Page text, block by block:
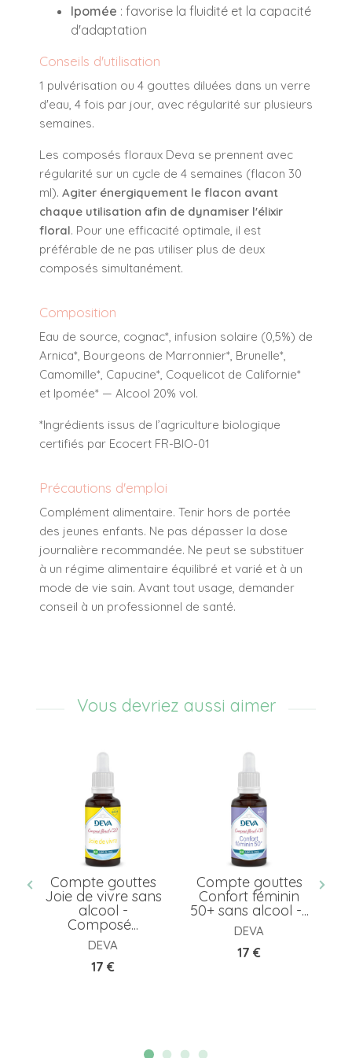
Ipomée : favorise la fluidité et la capacité
d'adaptation
Conseils d'utilisation
1 pulvérisation ou 4 gouttes diluées dans un verre
d'eau, 4 fois par jour, avec régularité sur plusieurs
semaines.
Les composés floraux Deva se prennent avec
régularité sur un cycle de 4 semaines (flacon 30
ml). Agiter énergiquement le flacon avant
chaque utilisation afin de dynamiser l'élixir
floral. Pour une efficacité optimale, il est
préférable de ne pas utiliser plus de deux
composés simultanément.
Composition
Eau de source, cognac*, infusion solaire (0,5%) de
Arnica*, Bourgeons de Marronnier*, Brunelle*,
Camomille*, Capucine*, Coquelicot de Californie*
et Ipomée* — Alcool 20% vol.
*Ingrédients issus de l’agriculture biologique
certifiés par Ecocert FR-BIO-01
Précautions d'emploi
Complément alimentaire. Tenir hors de portée
des jeunes enfants. Ne pas dépasser la dose
journalière recommandée. Ne peut se substituer
à un régime alimentaire équilibré et varié et à un
mode de vie sain. Avant tout usage, demander
conseil à un professionnel de santé.
Vous devriez aussi aimer
Compte gouttes
Joie de vivre sans
alcool -
Composé...
DEVA
Prix
17 €
Compte gouttes
Confort féminin
50+ sans alcool -...
DEVA
Prix
17 €